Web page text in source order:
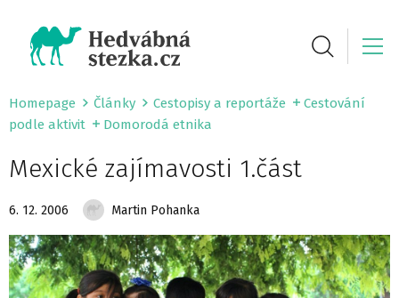
Homepage Články Cestopisy a reportáže
Cestování
podle aktivit
Domorodá etnika
Mexické zajímavosti 1.část
6. 12. 2006 Martin Pohanka